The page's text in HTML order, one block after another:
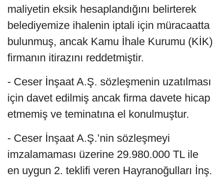
maliyetin eksik hesaplandığını belirterek
belediyemize ihalenin iptali için müracaatta
bulunmuş, ancak Kamu İhale Kurumu (KİK)
firmanın itirazını reddetmiştir.
- Ceser İnşaat A.Ş. sözleşmenin uzatılması
için davet edilmiş ancak firma davete hicap
etmemiş ve teminatına el konulmuştur.
- Ceser İnşaat A.Ş.’nin sözleşmeyi
imzalamaması üzerine 29.980.000 TL ile
en uygun 2. teklifi veren Hayranoğulları İnş.